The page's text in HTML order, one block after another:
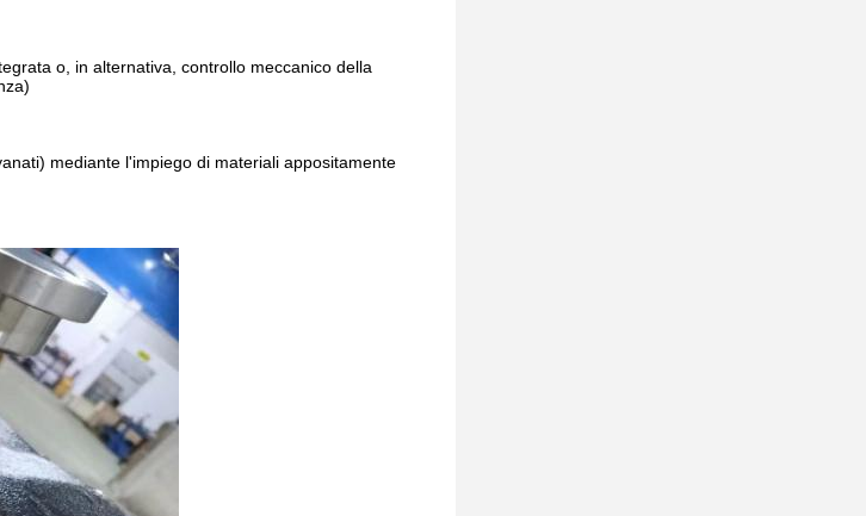
o, in alternativa, controllo meccanico della
mediante l'impiego di materiali appositamente